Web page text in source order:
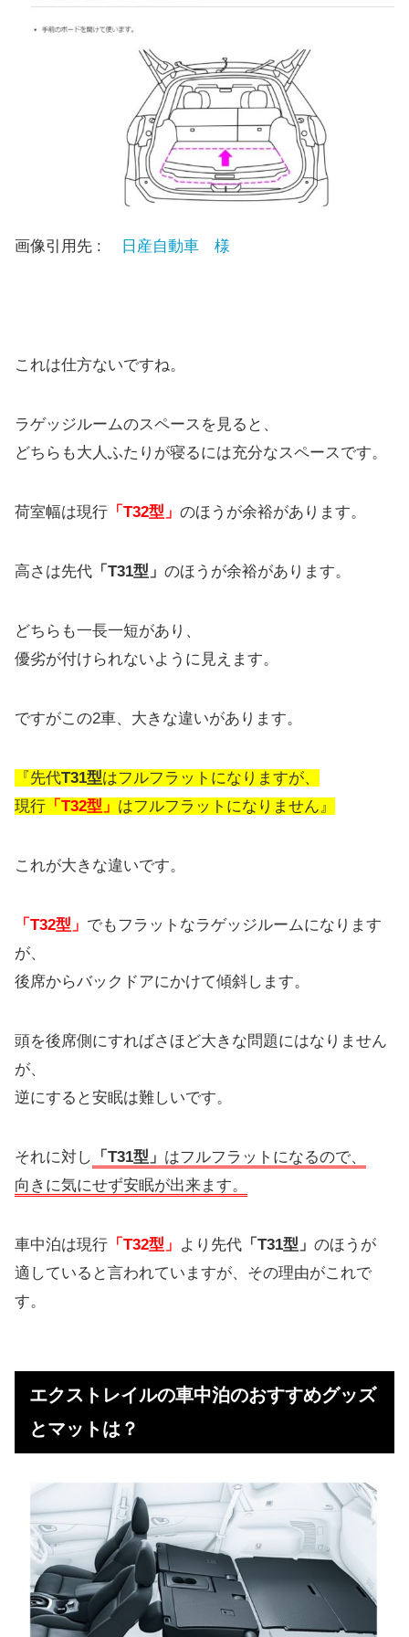
画像引用先 : 日産自動車 様
これは仕方ないですね。
ラゲッジルームのスペースを見ると、
どちらも大人ふたりが寝るには充分なスペースです。
荷室幅は現行 「T32型」 のほうが余裕があります。
高さは先代 「T31型」 のほうが余裕があります。
どちらも一長一短があり、
優劣が付けられないように見えます。
ですがこの2車、大きな違いがあります。
『先代T31型はフルフラットになりますが、
現行 「T32型」 はフルフラットになりません』
これが大きな違いです。
「T32型」 でもフラットなラゲッジルームになります
が、
後席からバックドアにかけて傾斜します。
頭を後席側にすればさほど大きな問題にはなりません
が、
逆にすると安眠は難しいです。
それに対し 「T31型」 はフルフラットになるので、
向きに気にせず安眠が出来ます。
車中泊は現行 「T32型」 より先代 「T31型」 のほうが
適していると言われていますが、その理由がこれで
す。
エクストレイルの車中泊のおすすめグッズ
とマットは？